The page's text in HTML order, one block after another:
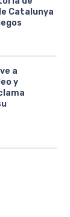
Catalunya
a
y